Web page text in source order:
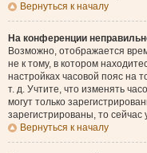
Вернуться к началу
На конференции
Возможно, отображается
не к тому, в котором
настройках часовой пояс на
т. д. Учтите, что изменять
могут только
зарегистрированы, то
Вернуться к началу